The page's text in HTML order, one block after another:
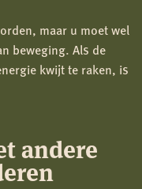
maar u moet wel
beweging. Als de
kwijt te raken, is
andere